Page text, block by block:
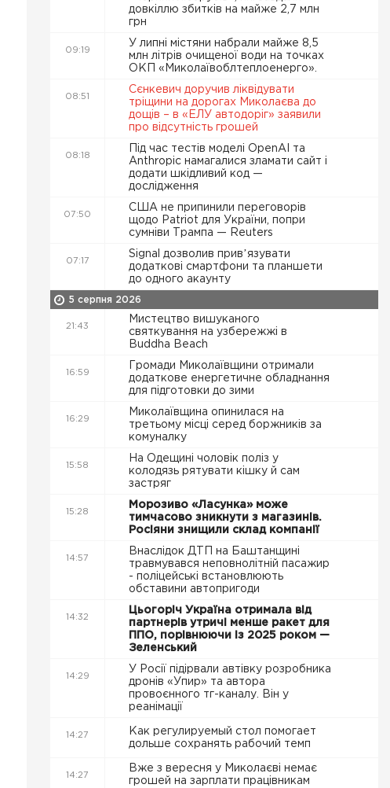
довкіллю збитків на майже 2,7 млн
грн
09:19
У липні містяни набрали майже 8,5
млн літрів очищеної води на точках
ОКП «Миколаївоблтеплоенерго».
08:51
Сєнкевич доручив ліквідувати
тріщини на дорогах Миколаєва до
дощів – в «ЕЛУ автодоріг» заявили
про відсутність грошей
08:18
Під час тестів моделі OpenAI та
Anthropic намагалися зламати сайт і
додати шкідливий код —
дослідження
07:50
США не припинили переговорів
щодо Patriot для України, попри
сумніви Трампа — Reuters
07:17
Signal дозволив привʼязувати
додаткові смартфони та планшети
до одного акаунту
5 серпня 2026
21:43
Мистецтво вишуканого
святкування на узбережжі в
Buddha Beach
16:59
Громади Миколаївщини отримали
додаткове енергетичне обладнання
для підготовки до зими
16:29
Миколаївщина опинилася на
третьому місці серед боржників за
комуналку
15:58
На Одещині чоловік поліз у
колодязь рятувати кішку й сам
застряг
15:28
Морозиво «Ласунка» може
тимчасово зникнути з магазинів.
Росіяни знищили склад компанії
14:57
Внаслідок ДТП на Баштанщині
травмувався неповнолітній пасажир
- поліцейські встановлюють
обставини автопригоди
14:32
Цьогоріч Україна отримала від
партнерів утричі менше ракет для
ППО, порівнюючи із 2025 роком —
Зеленський
14:29
У Росії підірвали автівку розробника
дронів «Упир» та автора
провоєнного тг-каналу. Він у
реанімації
14:27
Как регулируемый стол помогает
дольше сохранять рабочий темп
14:27
Вже з вересня у Миколаєві немає
грошей на зарплати працівникам